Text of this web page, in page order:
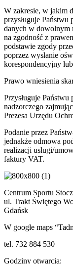
W zakresie, w jakim
przysługuje
danych w dowolnym
na zgodność z
podstawie zgody
poprzez wysłanie
korespondencyjny
Prawo wniesienia
Przysługuje
nadzorczego
Prezesa Urzędu
Podanie przez
jednakże odmowa
realizacji usługi/
faktury VAT.
Centrum Sportu
ul. Trakt Świętego
Gdańsk
W google maps
tel. 732 884 530
Godziny otwarcia: